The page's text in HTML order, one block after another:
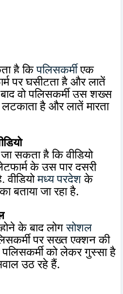
है किपुलिसकर्मीएक
पर घसीटता है और लातें
वो पुलिसकर्मी उस शख्स
है और लातें मारता
सकता है कि वीडियो
के उस पार दूसरी
वीडियोमध्य प्रदेशके
जा रहा है.
के बाद लोगसोशल
पर सख्त एक्शन की
को लेकर गुस्सा है
उठ रहे हैं.